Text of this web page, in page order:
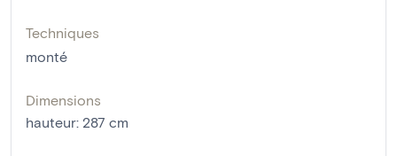
Techniques
monté
Dimensions
hauteur: 287 cm